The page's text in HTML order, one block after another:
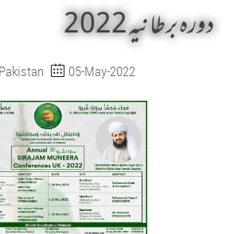
دورہ برطانیہ 2022
05-May-2022